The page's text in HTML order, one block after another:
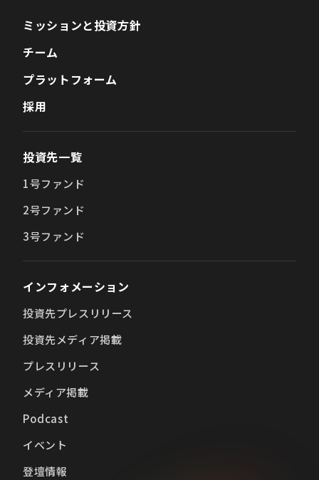
ミッションと投資方針
チーム
プラットフォーム
採用
投資先一覧
1号ファンド
2号ファンド
3号ファンド
インフォメーション
投資先プレスリリース
投資先メディア掲載
プレスリリース
メディア掲載
Podcast
イベント
登壇情報